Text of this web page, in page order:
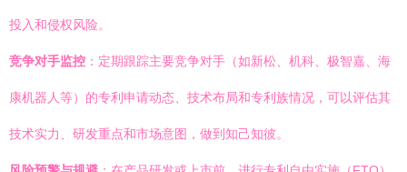
投入和侵权风险。
竞争对手监控 ：定期跟踪主要竞争对手（如新松、机科、极智嘉、海
康机器人等）的专利申请动态、技术布局和专利族情况，可以评估其
技术实力、研发重点和市场意图，做到知己知彼。